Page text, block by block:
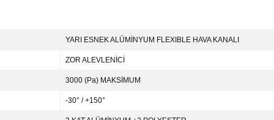
YARI ESNEK ALÜMİNYUM FLEXIBLE HAVA KANALI
ZOR ALEVLENİCİ
3000 (Pa) MAKSİMUM
-30° / +150°